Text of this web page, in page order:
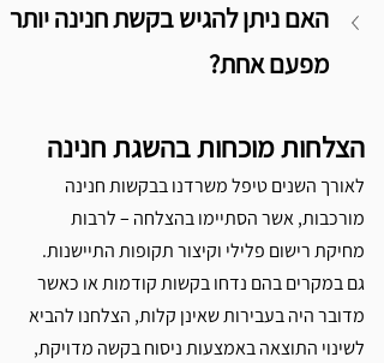
האם ניתן להגיש בקשת חנינה יותר
מפעם אחת?
הצלחות מוכחות בהשגת חנינה
לאורך השנים טיפל משרדנו בבקשות חנינה
מורכבות, אשר הסתיימו בהצלחה – לרבות
מחיקת רישום פלילי וקיצור תקופות התיישנות.
גם במקרים בהם נדחו בקשות קודמות או כאשר
מדובר היה בעבירות שאינן קלות, הצלחנו להביא
לשינוי התוצאה באמצעות ניסוח בקשה מדויקת,